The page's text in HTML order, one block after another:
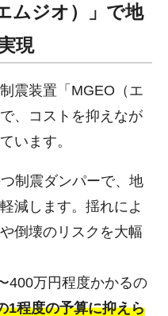
ムジオ）」で地
現
震装置「MGEO（エ
、コストを抑えなが
います。
制震ダンパーで、地
減します。揺れによ
倒壊のリスクを大幅
400万円程度かかるの
1程度の予算に抑えら